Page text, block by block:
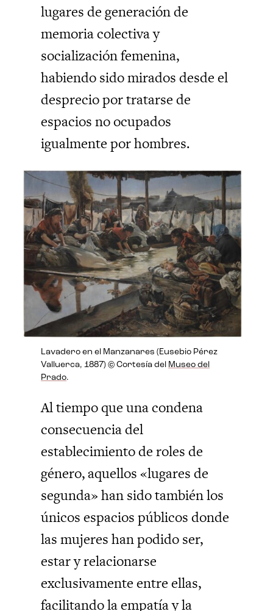
lugares de generación de
memoria colectiva y
socialización femenina,
habiendo sido mirados desde el
desprecio por tratarse de
espacios no ocupados
igualmente por hombres.
Lavadero en el Manzanares (Eusebio Pérez
Valluerca, 1887) © Cortesía del Museo del
Prado.
Al tiempo que una condena
consecuencia del
establecimiento de roles de
género, aquellos «lugares de
segunda» han sido también los
únicos espacios públicos donde
las mujeres han podido ser,
estar y relacionarse
exclusivamente entre ellas,
facilitando la empatía y la